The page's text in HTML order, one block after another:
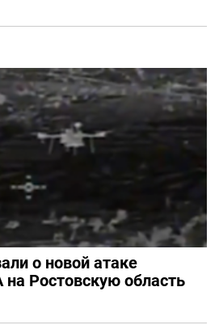
о новой атаке
Ростовскую область